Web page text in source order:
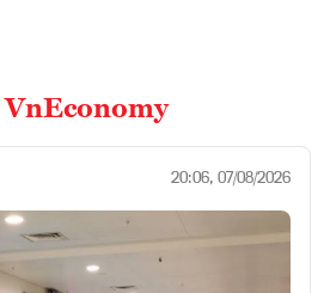
VnEconomy
20:06, 07/08/2026